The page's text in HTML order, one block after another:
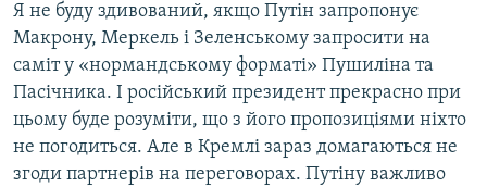
Я не буду здивований, якщо Путін запропонує
Макрону, Меркель і Зеленському запросити на
саміт у «нормандському форматі» Пушиліна та
Пасічника. І російський президент прекрасно при
цьому буде розуміти, що з його пропозиціями ніхто
не погодиться. Але в Кремлі зараз домагаються не
згоди партнерів на переговорах. Путіну важливо